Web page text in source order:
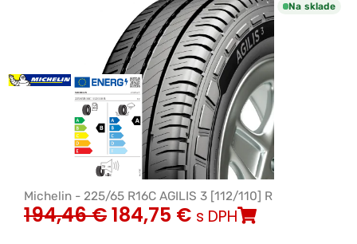
Na sklade
Michelin - 225/65 R16C AGILIS 3 [112/110] R
194,46€184,75 € s DPH